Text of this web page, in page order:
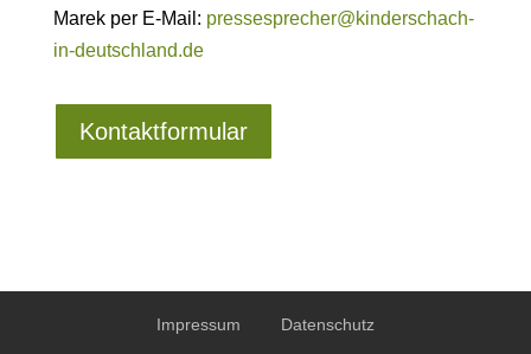
Marek per E-Mail: pressesprecher@kinderschach-
in-deutschland.de
Kontaktformular
Impressum Datenschutz